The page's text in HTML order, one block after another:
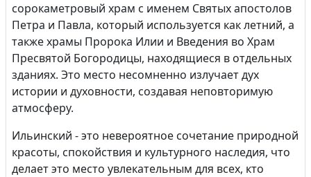
сорокаметровый храм с именем Святых апостолов
Петра и Павла, который используется как летний, а
также храмы Пророка Илии и Введения во Храм
Пресвятой Богородицы, находящиеся в отдельных
зданиях. Это место несомненно излучает дух
истории и духовности, создавая неповторимую
атмосферу.
Ильинский - это невероятное сочетание природной
красоты, спокойствия и культурного наследия, что
делает это место увлекательным для всех, кто